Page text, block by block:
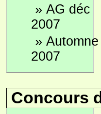
» AG déc
2007
» Automne
2007
Concours